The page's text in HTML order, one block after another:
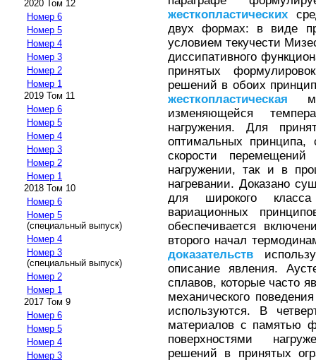
2020 Том 12
Номер 6
Номер 5
Номер 4
Номер 3
Номер 2
Номер 1
2019 Том 11
Номер 6
Номер 5
Номер 4
Номер 3
Номер 2
Номер 1
2018 Том 10
Номер 6
Номер 5
(специальный выпуск)
Номер 4
Номер 3
(специальный выпуск)
Номер 2
Номер 1
2017 Том 9
Номер 6
Номер 5
Номер 4
Номер 3
жесткопластических
двух формах: в виде
условием текучести
диссипативного
принятых
решений в обоих
жесткопластическая
изменяющейся
нагружения. Для
оптимальных принципа,
скорости
нагружении, так и в
нагревании. Доказано
для широкого
вариационных
обеспечивается
второго начал
доказательств
описание явления.
сплавов, которые часто
механического
используются. В
материалов с памятью
поверхностями
решений в принятых